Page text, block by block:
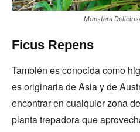
Monstera
Ficus Repens
También es conocida como
es originaria de Asia y de
encontrar en cualquier zona
planta trepadora que